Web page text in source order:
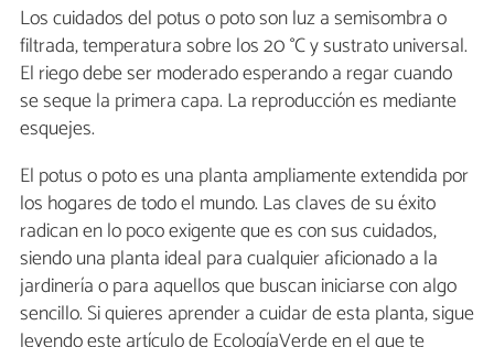
Los cuidados del potus o poto son luz a semisombra o
filtrada, temperatura sobre los 20 °C y sustrato universal.
El riego debe ser moderado esperando a regar cuando
se seque la primera capa. La reproducción es mediante
esquejes.
El potus o poto es una planta ampliamente extendida por
los hogares de todo el mundo. Las claves de su éxito
radican en lo poco exigente que es con sus cuidados,
siendo una planta ideal para cualquier aficionado a la
jardinería o para aquellos que buscan iniciarse con algo
sencillo. Si quieres aprender a cuidar de esta planta, sigue